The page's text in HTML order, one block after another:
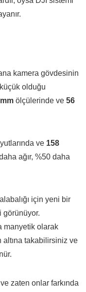
kamera gövdesinin
olduğu
ölçülerinde ve 56
ve 158
ağır, %50 daha
için yeni bir
görünüyor.
manyetik olarak
altına takabilirsiniz ve
zaten onlar farkında